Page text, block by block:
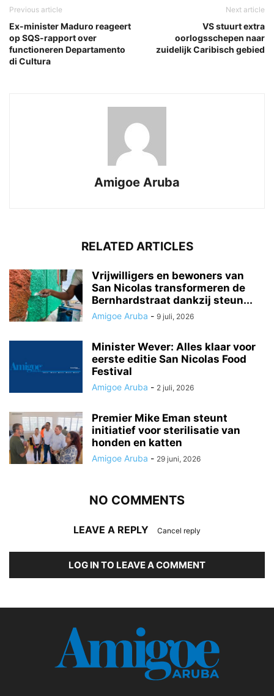
Previous article
Ex-minister Maduro reageert
op SQS-rapport over
functioneren Departamento
di Cultura
Next article
VS stuurt extra
oorlogsschepen naar
zuidelijk Caribisch gebied
Amigoe Aruba
RELATED ARTICLES
Vrijwilligers en bewoners van
San Nicolas transformeren de
Bernhardstraat dankzij steun...
Amigoe Aruba - 9 juli, 2026
Minister Wever: Alles klaar voor
eerste editie San Nicolas Food
Festival
Amigoe Aruba - 2 juli, 2026
Premier Mike Eman steunt
initiatief voor sterilisatie van
honden en katten
Amigoe Aruba - 29 juni, 2026
NO COMMENTS
LEAVE A REPLY Cancel reply
LOG IN TO LEAVE A COMMENT